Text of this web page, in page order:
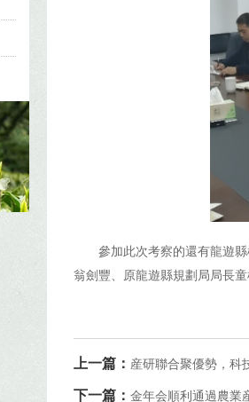
參加此次考察的還有龍遊
翁劍豐、原龍遊縣規劃局局長
上一篇： 産研聯合聚優勢，
下一篇： 金年会順利通過農業